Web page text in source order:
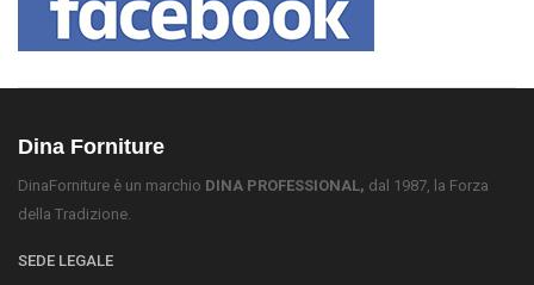
Dina Forniture
DinaForniture è un marchio DINA PROFESSIONAL, dal 1987, la Forza
della Tradizione.
SEDE LEGALE